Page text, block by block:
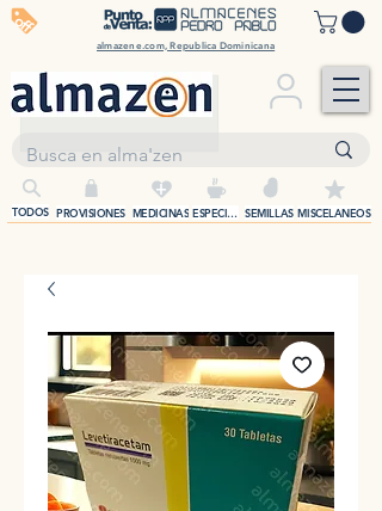
almazene.com, Republica Dominicana
off
+
PROVISIONES MEDICINAS SEMILLAS
ESPECIAS MISCELANEOS
TODOS